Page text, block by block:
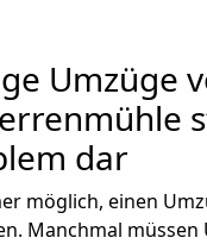
Umzüge
dar
möglich, einen
Manchmal